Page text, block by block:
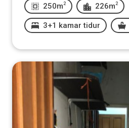
Luas Bangunan
250m 2 226m 2
3+1 kamar tidur